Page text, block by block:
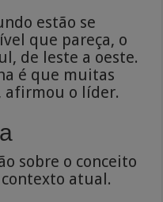
estão se
que pareça, o
de leste a oeste.
é que muitas
afirmou o líder.
sobre o conceito
atual.